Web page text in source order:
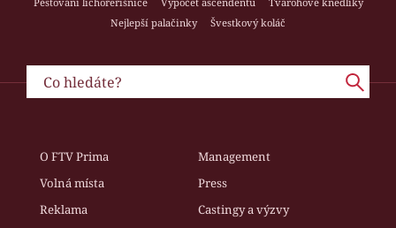
Nejlepší palačinky
Švestkový koláč
O FTV Prima
Management
Volná místa
Press
Reklama
Castingy a výzvy